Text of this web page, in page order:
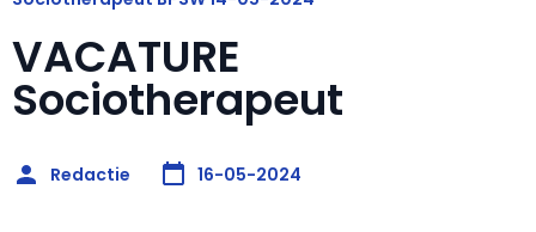
VACATURE
Sociotherapeut
Redactie 16-05-2024